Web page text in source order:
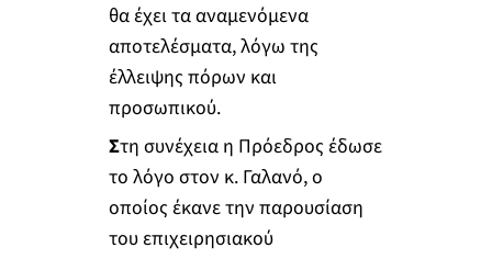
θα έχει τα αναμενόμενα
αποτελέσματα, λόγω της
έλλειψης πόρων και
προσωπικού.
Στη συνέχεια η Πρόεδρος έδωσε
το λόγο στον κ. Γαλανό, ο
οποίος έκανε την παρουσίαση
του επιχειρησιακού